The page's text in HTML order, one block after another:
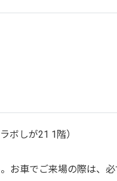
ボしが21 1階）
お車でご来場の際は、